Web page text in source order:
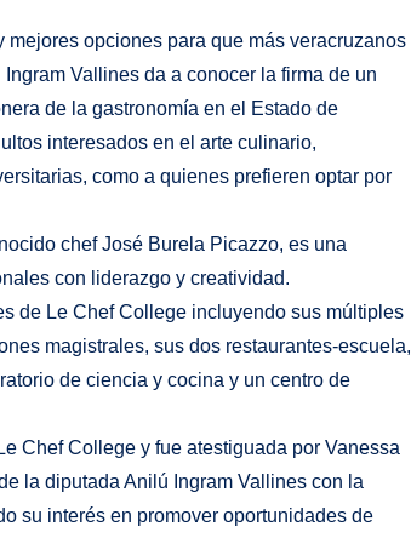
opciones para que más veracruzanos
Vallines da a conocer la firma de un
de la gastronomía en el Estado de
interesados en el arte culinario,
como a quienes prefieren optar por
chef José Burela Picazzo, es una
con liderazgo y creatividad.
de Le Chef College incluyendo sus múltiples
magistrales, sus dos restaurantes-escuela,
de ciencia y cocina y un centro de
Chef College y fue atestiguada por Vanessa
la diputada Anilú Ingram Vallines con la
su interés en promover oportunidades de